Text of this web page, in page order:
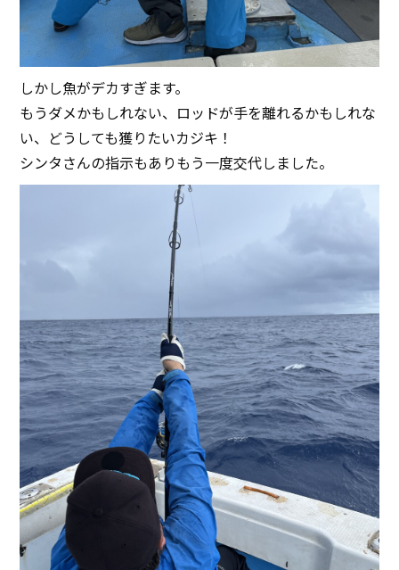
しかし魚がデカすぎます。
もうダメかもしれない、ロッドが手を離れるかもしれな
い、どうしても獲りたいカジキ！
シンタさんの指示もありもう一度交代しました。